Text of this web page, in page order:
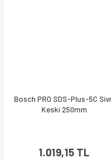
Bosch PRO SDS-Plus-5C
Keski 250mm
1.019,15 TL